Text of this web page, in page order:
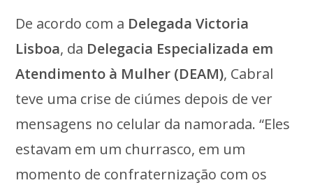
De acordo com a Delegada Victoria
Lisboa, da Delegacia Especializada em
Atendimento à Mulher (DEAM), Cabral
teve uma crise de ciúmes depois de ver
mensagens no celular da namorada. “Eles
estavam em um churrasco, em um
momento de confraternização com os